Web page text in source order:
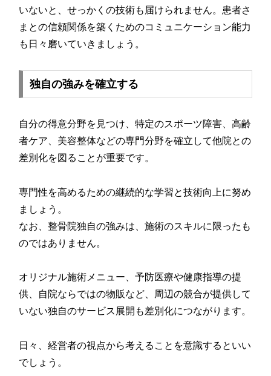
いないと、せっかくの技術も届けられません。患者さ
まとの信頼関係を築くためのコミュニケーション能力
も日々磨いていきましょう。
独自の強みを確立する
自分の得意分野を見つけ、特定のスポーツ障害、高齢
者ケア、美容整体などの専門分野を確立して他院との
差別化を図ることが重要です。
専門性を高めるための継続的な学習と技術向上に努め
ましょう。
なお、整骨院独自の強みは、施術のスキルに限ったも
のではありません。
オリジナル施術メニュー、予防医療や健康指導の提
供、自院ならではの物販など、周辺の競合が提供して
いない独自のサービス展開も差別化につながります。
日々、経営者の視点から考えることを意識するといい
でしょう。